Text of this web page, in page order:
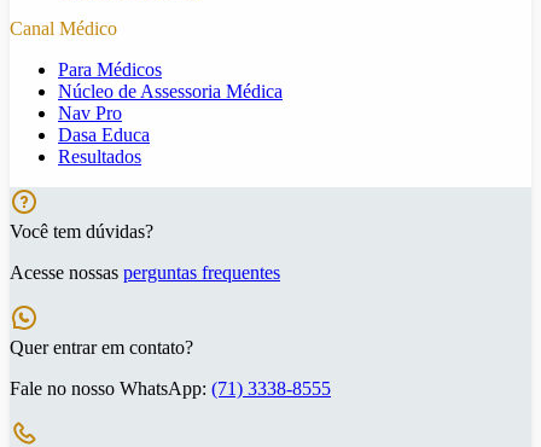
Canal Médico
Para Médicos
Núcleo de Assessoria Médica
Nav Pro
Dasa Educa
Resultados
Você tem dúvidas?
Acesse nossas perguntas frequentes
Quer entrar em contato?
Fale no nosso WhatsApp: (71) 3338-8555